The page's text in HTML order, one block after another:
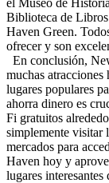
el Museo de
Biblioteca de
Haven Green.
ofrecer y son
En conclusión,
muchas
lugares populares
ahorra dinero es
Fi gratuitos
simplemente visitar
mercados para
Haven hoy y
lugares